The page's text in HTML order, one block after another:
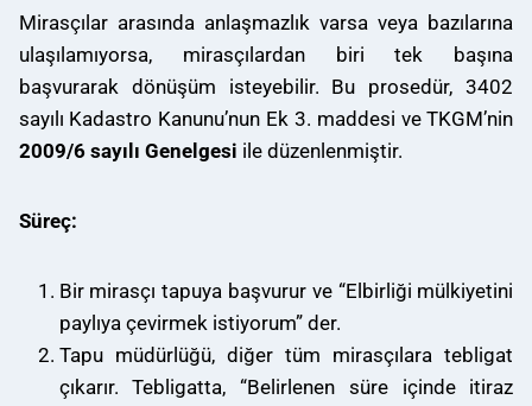
Mirasçılar arasında anlaşmazlık varsa veya bazılarına
ulaşılamıyorsa, mirasçılardan biri tek başına
başvurarak dönüşüm isteyebilir. Bu prosedür, 3402
sayılı Kadastro Kanunu’nun Ek 3. maddesi ve TKGM’nin
2009/6 sayılı Genelgesi ile düzenlenmiştir.
Süreç:
Bir mirasçı tapuya başvurur ve “Elbirliği mülkiyetini
paylıya çevirmek istiyorum” der.
Tapu müdürlüğü, diğer tüm mirasçılara tebligat
çıkarır. Tebligatta, “Belirlenen süre içinde itiraz